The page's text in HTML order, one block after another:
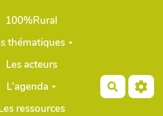
100%Rural
thématiques
Les acteurs
L'agenda
ressources